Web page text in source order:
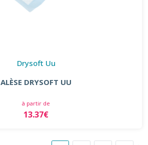
Drysoft Uu
ALÈSE DRYSOFT UU
à partir de
13.37€